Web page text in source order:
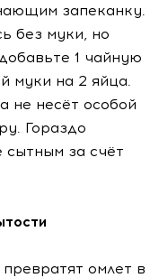
запеканку.
без муки, но
1 чайную
муки на 2 яйца.
не несёт особой
Гораздо
сытным за счёт
омлет в